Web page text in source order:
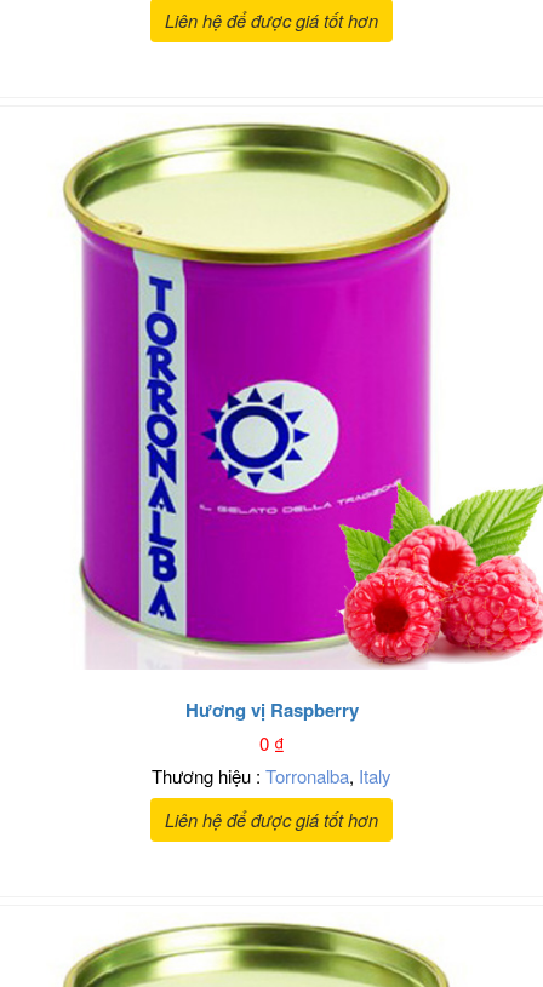
Liên hệ để được giá tốt hơn
Hương vị Raspberry
0₫
Thương hiệu : Torronalba, Italy
Liên hệ để được giá tốt hơn